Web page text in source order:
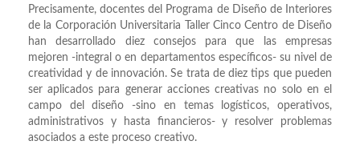
Precisamente, docentes del Programa de Diseño de Interiores
de la Corporación Universitaria Taller Cinco Centro de Diseño
han desarrollado diez consejos para que las empresas
mejoren -integral o en departamentos específicos- su nivel de
creatividad y de innovación. Se trata de diez tips que pueden
ser aplicados para generar acciones creativas no solo en el
campo del diseño -sino en temas logísticos, operativos,
administrativos y hasta financieros- y resolver problemas
asociados a este proceso creativo.